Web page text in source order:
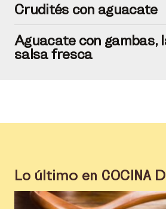
Crudités con aguacate
Aguacate con gambas,
salsa fresca
Lo último en COCINA